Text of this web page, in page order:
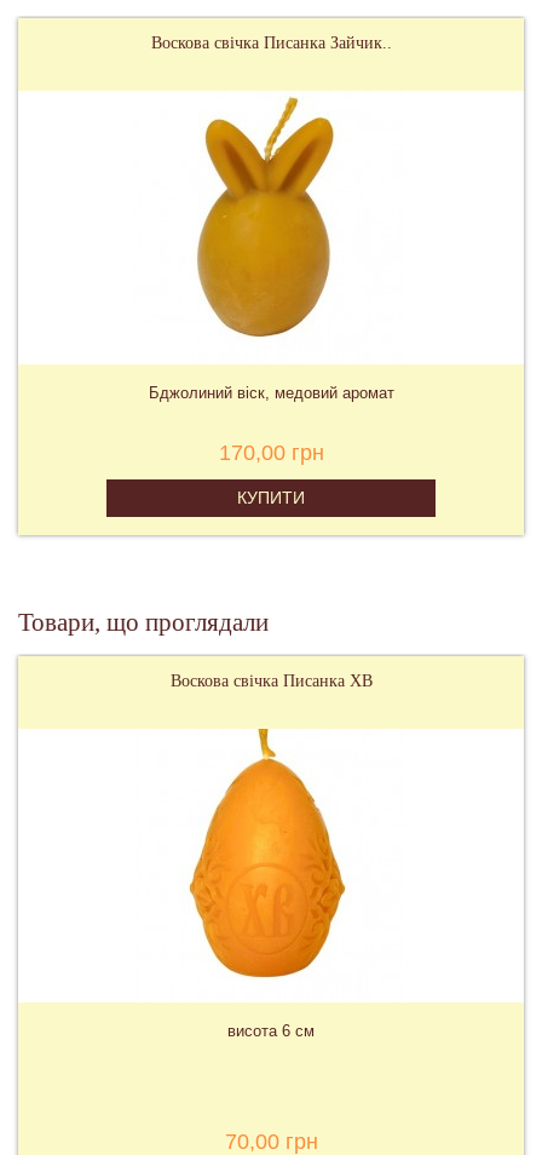
Воскова свічка Писанка Зайчик..
Бджолиний віск, медовий аромат
170,00 грн
КУПИТИ
Товари, що проглядали
Воскова свічка Писанка ХВ
висота 6 см
70,00 грн